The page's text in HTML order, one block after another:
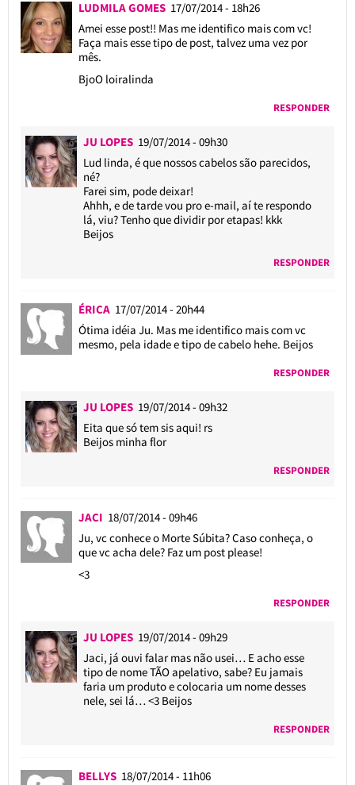
LUDMILA GOMES 17/07/2014 - 18h26
Amei esse post!! Mas me identifico mais com vc!
Faça mais esse tipo de post, talvez uma vez por
mês.
BjoO loiralinda
RESPONDER
JU LOPES 19/07/2014 - 09h30
Lud linda, é que nossos cabelos são parecidos,
né?
Farei sim, pode deixar!
Ahhh, e de tarde vou pro e-mail, aí te respondo
lá, viu? Tenho que dividir por etapas! kkk
Beijos
RESPONDER
ÉRICA 17/07/2014 - 20h44
Ótima idéia Ju. Mas me identifico mais com vc
mesmo, pela idade e tipo de cabelo hehe. Beijos
RESPONDER
JU LOPES 19/07/2014 - 09h32
Eita que só tem sis aqui! rs
Beijos minha flor
RESPONDER
JACI 18/07/2014 - 09h46
Ju, vc conhece o Morte Súbita? Caso conheça, o
que vc acha dele? Faz um post please!
<3
RESPONDER
JU LOPES 19/07/2014 - 09h29
Jaci, já ouvi falar mas não usei… E acho esse
tipo de nome TÃO apelativo, sabe? Eu jamais
faria um produto e colocaria um nome desses
nele, sei lá… <3 Beijos
RESPONDER
BELLYS 18/07/2014 - 11h06